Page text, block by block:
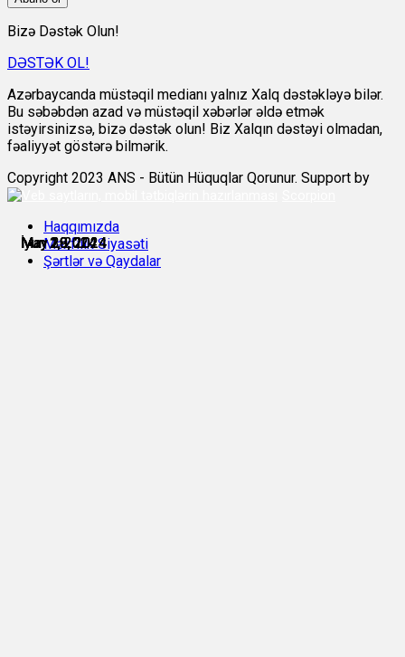
May 28, 2024
May 29, 2024
May 29, 2024
May 30, 2024
İyun 1, 2024
İyun 2, 2024
Bizə Dəstək Olun!
DƏSTƏK OL!
Azərbaycanda müstəqil medianı yalnız Xalq dəstəkləyə bilər.
Bu səbəbdən azad və müstəqil xəbərlər əldə etmək
istəyirsinizsə, bizə dəstək olun! Biz Xalqın dəstəyi olmadan,
fəaliyyət göstərə bilmərik.
Copyright 2023 ANS - Bütün Hüquqlar Qorunur. Support by
Haqqımızda
Məxfilik Siyasəti
Şərtlər və Qaydalar